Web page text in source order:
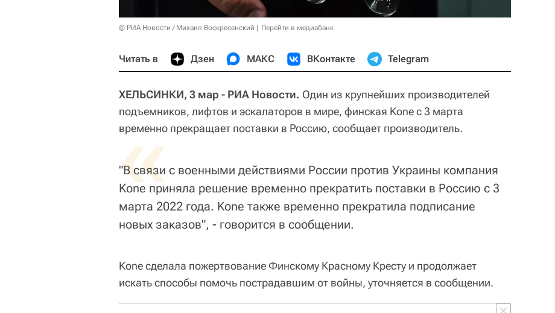
© РИА Новости / Михаил Воскресенский Перейти в медиабанк
Читать в Дзен МАКС ВКонтакте Telegram
ХЕЛЬСИНКИ, 3 мар - РИА Новости. Один из крупнейших производителей
подъемников, лифтов и эскалаторов в мире, финская Kone с 3 марта
временно прекращает поставки в Россию, сообщает производитель.
«
"В связи с военными действиями России против Украины компания
Kone приняла решение временно прекратить поставки в Россию с 3
марта 2022 года. Kone также временно прекратила подписание
новых заказов", - говорится в сообщении.
Kone сделала пожертвование Финскому Красному Кресту и продолжает
искать способы помочь пострадавшим от войны, уточняется в сообщении.